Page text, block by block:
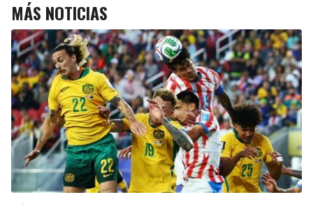
MÁS NOTICIAS